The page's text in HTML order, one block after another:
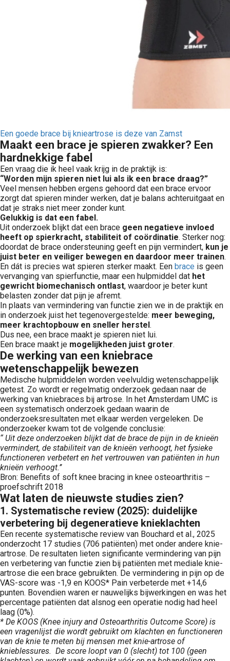
Een goede brace bij knieartrose is deze van Zamst
Maakt een brace je spieren zwakker? Een
hardnekkige fabel
Een vraag die ik heel vaak krijg in de praktijk is:
“Worden mijn spieren niet lui als ik een brace draag?”
Veel mensen hebben ergens gehoord dat een brace ervoor
zorgt dat spieren minder werken, dat je balans achteruitgaat en
dat je straks niet meer zonder kunt.
Gelukkig is dat een fabel.
Uit onderzoek blijkt dat een brace geen negatieve invloed
heeft op spierkracht, stabiliteit of coördinatie. Sterker nog:
doordat de brace ondersteuning geeft en pijn vermindert, kun je
juist beter en veiliger bewegen en daardoor meer trainen.
En dát is precies wat spieren sterker maakt. Een brace is geen
vervanging van spierfunctie, maar een hulpmiddel dat het
gewricht biomechanisch ontlast, waardoor je beter kunt
belasten zonder dat pijn je afremt.
In plaats van vermindering van functie zien we in de praktijk en
in onderzoek juist het tegenovergestelde: meer beweging,
meer krachtopbouw en sneller herstel.
Dus nee, een brace maakt je spieren niet lui.
Een brace maakt je mogelijkheden juist groter.
De werking van een kniebrace
wetenschappelijk bewezen
Medische hulpmiddelen worden veelvuldig wetenschappelijk
getest. Zo wordt er regelmatig onderzoek gedaan naar de
werking van kniebraces bij artrose. In het Amsterdam UMC is
een systematisch onderzoek gedaan waarin de
onderzoeksresultaten met elkaar werden vergeleken. De
onderzoeker kwam tot de volgende conclusie:
“ Uit deze onderzoeken blijkt dat de brace de pijn in de knieën
vermindert, de stabiliteit van de knieën verhoogt, het fysieke
functioneren verbetert en het vertrouwen van patiënten in hun
knieën verhoogt.’’
Bron: Benefits of soft knee bracing in knee osteoarthritis –
proefschrift 2018
Wat laten de nieuwste studies zien?
1. Systematische review (2025): duidelijke
verbetering bij degeneratieve knieklachten
Een recente systematische review van Bouchard et al., 2025
onderzocht 17 studies (706 patiënten) met onder andere knie-
artrose. De resultaten lieten significante vermindering van pijn
en verbetering van functie zien bij patiënten met mediale knie-
artrose die een brace gebruikten. De vermindering in pijn op de
VAS-score was -1,9 en KOOS* Pain verbeterde met +14,6
punten. Bovendien waren er nauwelijks bijwerkingen en was het
percentage patiënten dat alsnog een operatie nodig had heel
laag (0%).
* De KOOS (Knee injury and Osteoarthritis Outcome Score) is
een vragenlijst die wordt gebruikt om klachten en functioneren
van de knie te meten bij mensen met knie-artrose of
knieblessures. De score loopt van 0 (slecht) tot 100 (geen